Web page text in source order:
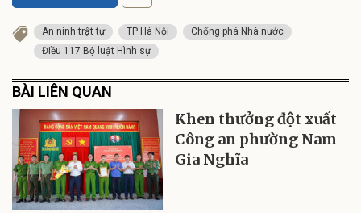
An ninh trật tự TP Hà Nội
Chống phá Nhà nước
Điều 117 Bộ luật Hình sự
BÀI LIÊN QUAN
Khen thưởng đột xuất
Công an phường Nam
Gia Nghĩa